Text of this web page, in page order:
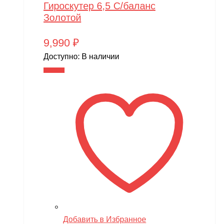
Гироскутер 6,5 С/баланс
Золотой
9,990 ₽
Доступно: В наличии
Добавить в Избранное